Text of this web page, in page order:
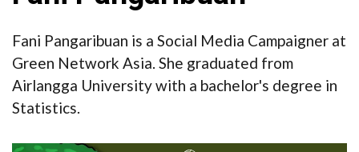
Fani Pangaribuan is a Social Media Campaigner at
Green Network Asia. She graduated from
Airlangga University with a bachelor's degree in
Statistics.